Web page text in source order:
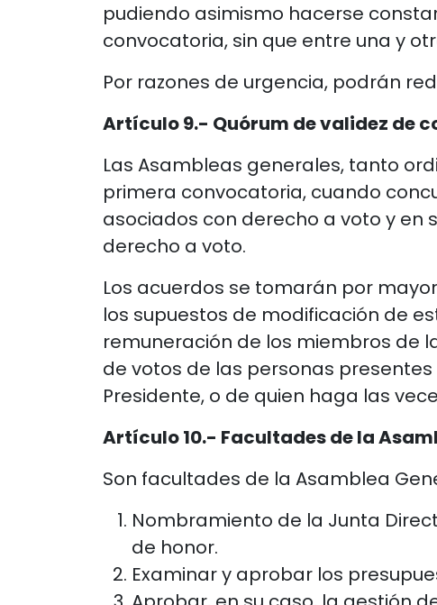
pudiendo asimismo hacerse
convocatoria, sin que entre una y
Por razones de urgencia, podrán
Artículo 9.- Quórum de validez de
Las Asambleas generales, tanto
primera convocatoria, cuando
asociados con derecho a voto y en
derecho a voto.
Los acuerdos se tomarán por
los supuestos de modificación de
remuneración de los miembros de
de votos de las personas
Presidente, o de quien haga las
Artículo 10.- Facultades de la
Son facultades de la Asamblea
Nombramiento de la Junta
de honor.
Examinar y aprobar los